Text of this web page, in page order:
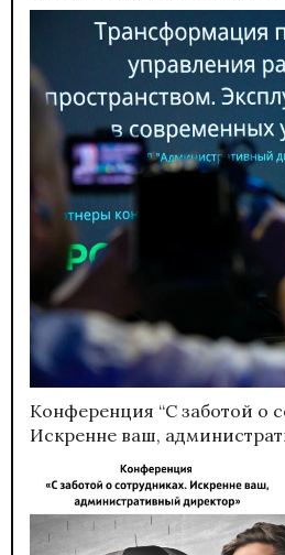
Конференция “С заботой о
Искренне ваш,